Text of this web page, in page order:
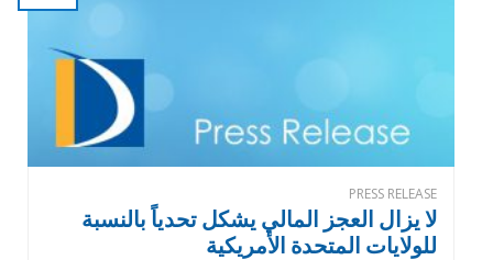
PRESS RELEASE
لا يزال العجز المالي يشكل تحدياً بالنسبة
للولايات المتحدة الأمريكية